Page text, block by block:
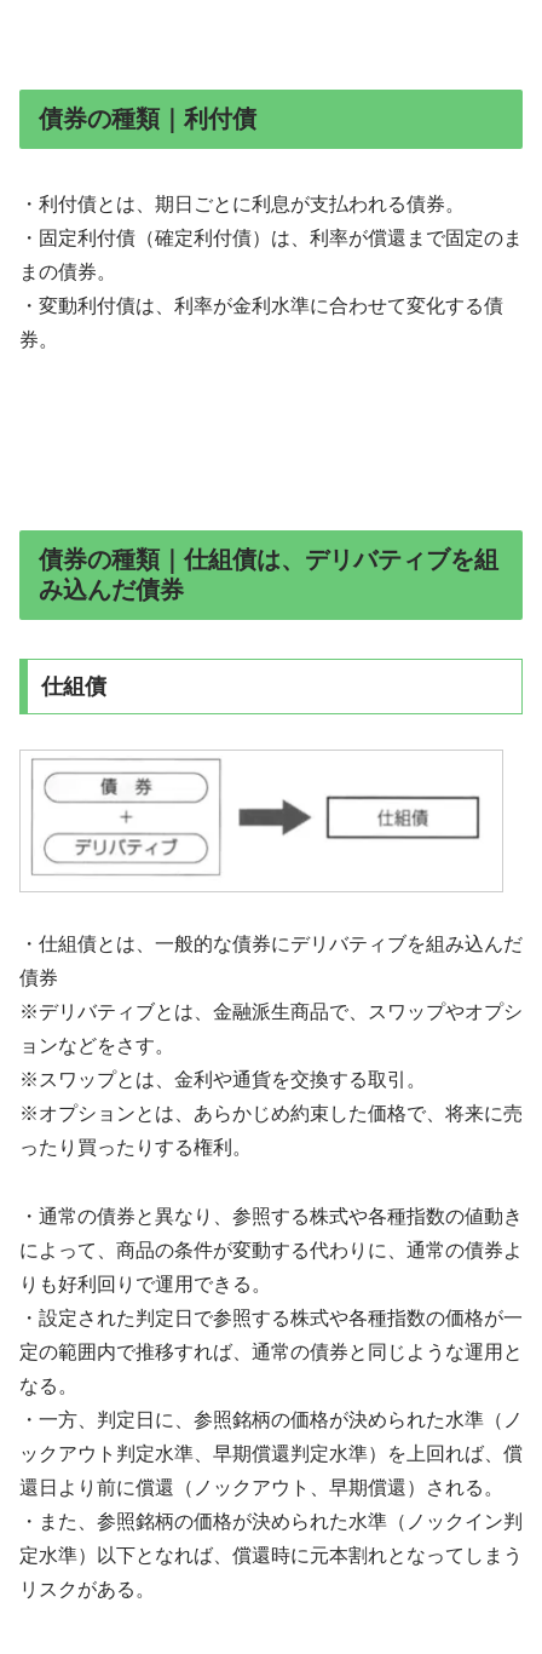
債券の種類｜利付債
・利付債とは、期日ごとに利息が支払われる債券。
・固定利付債（確定利付債）は、利率が償還まで固定のま
まの債券。
・変動利付債は、利率が金利水準に合わせて変化する債
券。
債券の種類｜仕組債は、デリバティブを組
み込んだ債券
仕組債
・仕組債とは、一般的な債券にデリバティブを組み込んだ
債券
※デリバティブとは、金融派生商品で、スワップやオプシ
ョンなどをさす。
※スワップとは、金利や通貨を交換する取引。
※オプションとは、あらかじめ約束した価格で、将来に売
ったり買ったりする権利。
・通常の債券と異なり、参照する株式や各種指数の値動き
によって、商品の条件が変動する代わりに、通常の債券よ
りも好利回りで運用できる。
・設定された判定日で参照する株式や各種指数の価格が一
定の範囲内で推移すれば、通常の債券と同じような運用と
なる。
・一方、判定日に、参照銘柄の価格が決められた水準（ノ
ックアウト判定水準、早期償還判定水準）を上回れば、償
還日より前に償還（ノックアウト、早期償還）される。
・また、参照銘柄の価格が決められた水準（ノックイン判
定水準）以下となれば、償還時に元本割れとなってしまう
リスクがある。